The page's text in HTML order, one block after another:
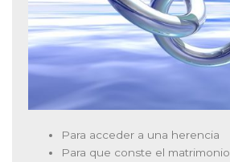
Para acceder a una herencia
Para que conste el matrimonio